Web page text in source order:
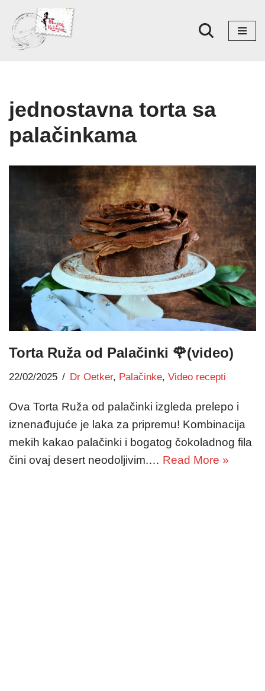
Skoči
na
jednostavna torta sa
palačinkama
Torta Ruža od Palačinki 🌹(video)
22/02/2025 Dr Oetker, Palačinke, Video recepti
Ova Torta Ruža od palačinki izgleda prelepo i
iznenađujuće je laka za pripremu! Kombinacija
mekih kakao palačinki i bogatog čokoladnog fila
čini ovaj desert neodoljivim.… Read More »